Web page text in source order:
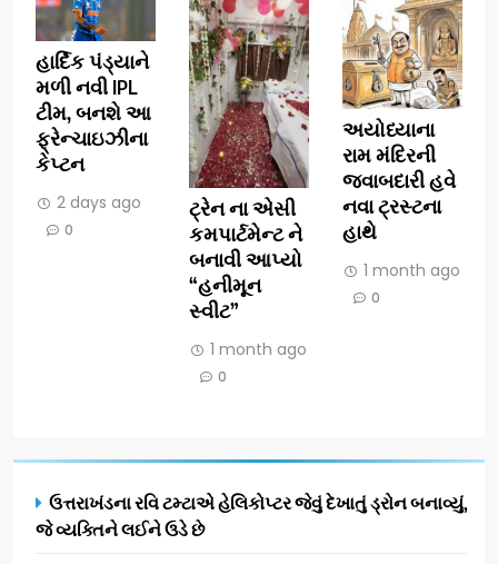
હાર્દિક પંડ્યાને
મળી નવી IPL
ટીમ, બનશે આ
ફ્રેન્ચાઇઝીના
કેપ્ટન
2 days ago
0
ટ્રેન ના એસી
કમપાર્ટમેન્ટ ને
બનાવી આપ્યો
“હનીમૂન
સ્વીટ”
1 month ago
0
અયોધ્યાના
રામ મંદિરની
જવાબદારી હવે
નવા ટ્રસ્ટના
હાથે
1 month ago
0
ઉત્તરાખંડના રવિ ટમ્ટાએ હેલિકોપ્ટર જેવું દેખાતું ડ્રોન બનાવ્યું,
જે વ્યક્તિને લઈને ઉડે છે